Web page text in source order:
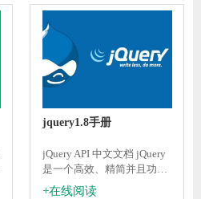
(
jquery1.8手册
jQuery API 中文文档 jQuery
是一个高效、精简并且功能
丰富的 JavaScript 工具库。
+在线阅读